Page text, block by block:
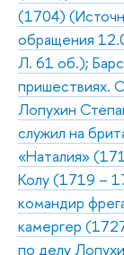
(1704)
обращения
Л. 61 об.);
пришествиях.
Лопухин
служил на
«Наталия»
Колу (1719 –
командир
камергер
по делу